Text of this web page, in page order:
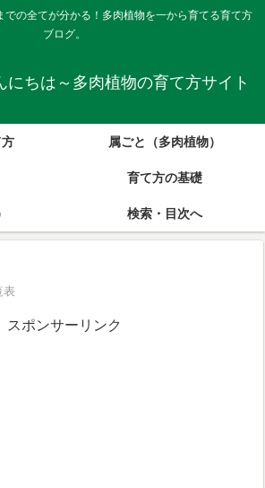
での全てが分かる！多肉植物を一から育てる育て方
ブログ。
にちは～多肉植物の育て方サイト
属ごと（多肉植物）
育て方の基礎
検索・目次へ
表
スポンサーリンク